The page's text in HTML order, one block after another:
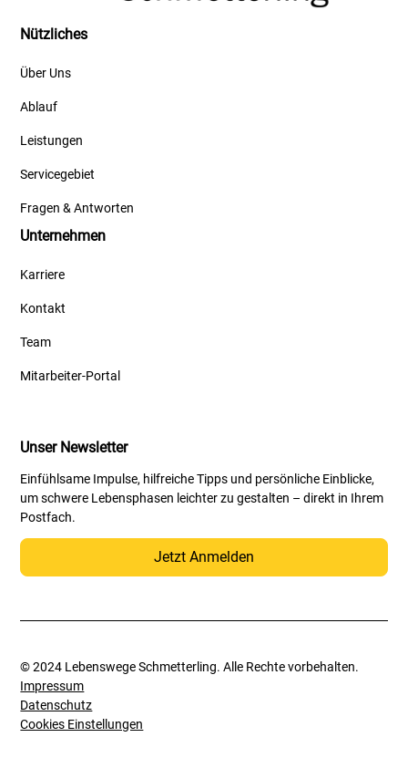
Nützliches
Über Uns
Ablauf
Leistungen
Servicegebiet
Fragen & Antworten
Unternehmen
Karriere
Kontakt
Team
Mitarbeiter-Portal
Unser Newsletter
Einfühlsame Impulse, hilfreiche Tipps und persönliche Einblicke,
um schwere Lebensphasen leichter zu gestalten – direkt in Ihrem
Postfach.
Jetzt Anmelden
© 2024 Lebenswege Schmetterling. Alle Rechte vorbehalten.
Impressum
Datenschutz
Cookies Einstellungen